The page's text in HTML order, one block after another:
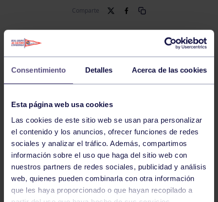
Consentimiento Detalles Acerca de las cookies
Esta página web usa cookies
Las cookies de este sitio web se usan para personalizar
el contenido y los anuncios, ofrecer funciones de redes
sociales y analizar el tráfico. Además, compartimos
información sobre el uso que haga del sitio web con
nuestros partners de redes sociales, publicidad y análisis
web, quienes pueden combinarla con otra información
que les haya proporcionado o que hayan recopilado a
Comparte
NOTICIAS RELACIONADAS
Hockey 28 Jul 2026
ÓSCAR PALOMERO, RUMBO AL
MUNDIAL